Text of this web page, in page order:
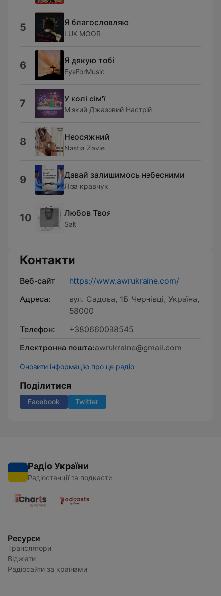
5 Я благословляю
LUX MOOR
6 Я дякую тобі
EyeForMusic
7 У колі сім'ї
М'який Джазовий Настрій
8 Неосяжний
Nastia Zavie
9 Давай залишимось небесними
Ліза кравчук
10 Любов Твоя
Salt
Контакти
Веб-сайт
https://www.awrukraine.com/
Адреса:
вул. Садова, 1Б Чернівці, Україна,
58000
Телефон:
+380660098545
Електронна пошта:awrukraine@gmail.com
Оновити інформацію про це радіо
Поділитися
Facebook Twitter
Радіо України
Радіостанції та подкасти
Ресурси
Транслятори
Віджети
Радіосайти за країнами